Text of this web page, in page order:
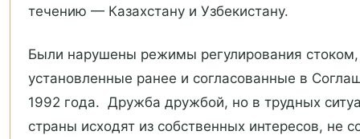
течению — Казахстану и Узбекистану.
Были нарушены режимы регулирования стоком,
установленные ранее и согласованные в
1992 года. Дружба дружбой, но в трудных
страны исходят из собственных интересов, не